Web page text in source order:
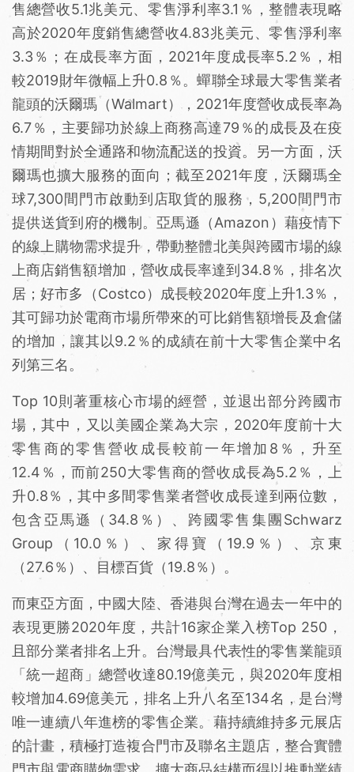
售總營收5.1兆美元、零售淨利率3.1％，整體表現略
高於2020年度銷售總營收4.83兆美元、零售淨利率
3.3％；在成長率方面，2021年度成長率5.2％，相
較2019財年微幅上升0.8％。蟬聯全球最大零售業者
龍頭的沃爾瑪（Walmart），2021年度營收成長率為
6.7％，主要歸功於線上商務高達79％的成長及在疫
情期間對於全通路和物流配送的投資。另一方面，沃
爾瑪也擴大服務的面向；截至2021年度，沃爾瑪全
球7,300間門市啟動到店取貨的服務，5,200間門市
提供送貨到府的機制。亞馬遜（Amazon）藉疫情下
的線上購物需求提升，帶動整體北美與跨國市場的線
上商店銷售額增加，營收成長率達到34.8％，排名次
居；好市多（Costco）成長較2020年度上升1.3％，
其可歸功於電商市場所帶來的可比銷售額增長及倉儲
的增加，讓其以9.2％的成績在前十大零售企業中名
列第三名。
Top 10則著重核心市場的經營，並退出部分跨國市
場，其中，又以美國企業為大宗，2020年度前十大
零售商的零售營收成長較前一年增加8％，升至
12.4％，而前250大零售商的營收成長為5.2％，上
升0.8％，其中多間零售業者營收成長達到兩位數，
包含亞馬遜（34.8％）、跨國零售集團Schwarz
Group（10.0％）、家得寶（19.9％）、京東
（27.6％）、目標百貨（19.8％）。
而東亞方面，中國大陸、香港與台灣在過去一年中的
表現更勝2020年度，共計16家企業入榜Top 250，
且部分業者排名上升。台灣最具代表性的零售業龍頭
「統一超商」總營收達80.19億美元，與2020年度相
較增加4.69億美元，排名上升八名至134名，是台灣
唯一連續八年進榜的零售企業。藉持續維持多元展店
的計畫，積極打造複合門市及聯名主題店，整合實體